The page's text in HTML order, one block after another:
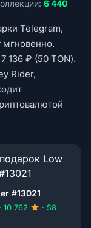
6 440
Telegram,
мгновенно.
136 ₽ (50 TON).
Rider,
#13021
10 762
· 58